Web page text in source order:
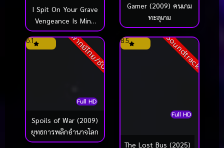
I Spit On Your Grave
Vengeance Is Mine
เดนนรกต้องตาย 3
(2015)
Gamer (2009) คนเกม
ทะลุเกม
พากย์ไทย/ซับ
Full HD
6.1
Spoils of War (2009)
ยุทธการพลิกอำนาจโลก
Soundtrack
Full HD
8.5
The Lost Bus (2025)